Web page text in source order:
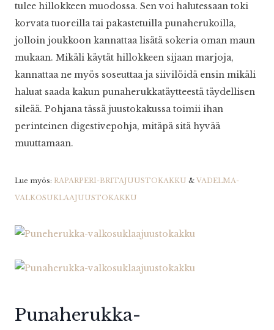
tulee hillokkeen muodossa. Sen voi halutessaan toki
korvata tuoreilla tai pakastetuilla punaherukoilla,
jolloin joukkoon kannattaa lisätä sokeria oman maun
mukaan. Mikäli käytät hillokkeen sijaan marjoja,
kannattaa ne myös soseuttaa ja siivilöidä ensin mikäli
haluat saada kakun punaherukkatäytteestä täydellisen
sileää. Pohjana tässä juustokakussa toimii ihan
perinteinen digestivepohja, mitäpä sitä hyvää
muuttamaan.
Lue myös: RAPARPERI-BRITAJUUSTOKAKKU & VADELMA-
VALKOSUKLAAJUUSTOKAKKU
Punaherukka-